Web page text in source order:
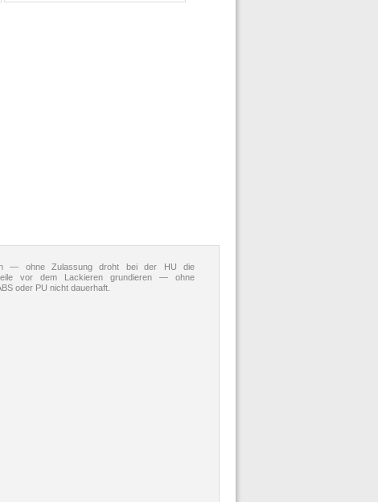
— ohne Zulassung droht bei der HU die
vor dem Lackieren grundieren — ohne
oder PU nicht dauerhaft.